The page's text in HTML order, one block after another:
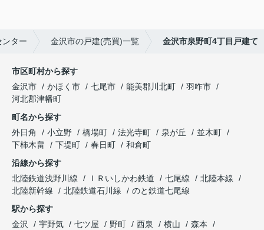
ター 金沢市の戸建(売買)一覧 金沢市泉野町4丁目戸建て
市区町村から探す
金沢市
かほく市 七尾市 能美郡川北町
羽咋市
河北郡津幡町
町名から探す
外日角
小立野 橋場町 法光寺町 泉が丘
並木町
下柿木畠
下堤町 春日町
和倉町
沿線から探す
北陸鉄道浅野川線
ＩＲいしかわ鉄道 七尾線
北陸本線
北陸新幹線
北陸鉄道石川線
のと鉄道七尾線
駅から探す
金沢
宇野気 七ツ屋 野町 西泉 横山
森本